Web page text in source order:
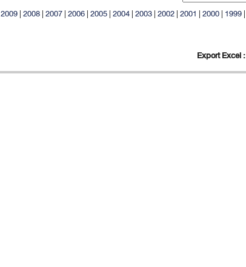
2009|2008|2007|2006|2005|2004|2003|2002|2001 |2000| 1999|
Export Excel :